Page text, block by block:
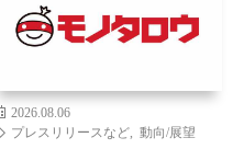
2026.08.06
プレスリリースなど
動向/展望